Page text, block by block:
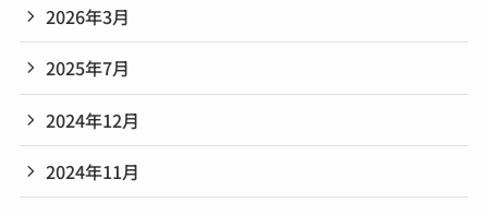
2026年3月
2025年7月
2024年12月
2024年11月